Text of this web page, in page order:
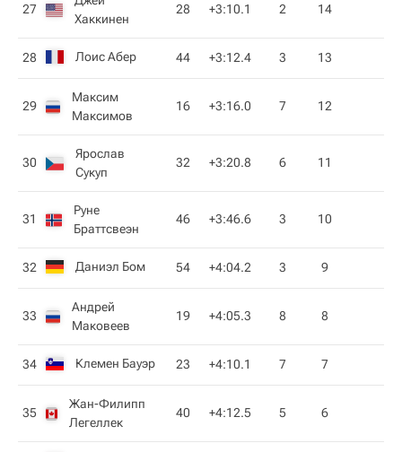
27
Хаккинен
28 +3:10.1 2 14
28 Лоис Абер 44 +3:12.4 3 13
29
Максим
Максимов
16 +3:16.0 7 12
30
Ярослав
Сукуп
32 +3:20.8 6 11
31
Руне
Браттсвеэн
46 +3:46.6 3 10
32 Даниэл Бом 54 +4:04.2 3 9
33
Андрей
Маковеев
19 +4:05.3 8 8
34 Клемен Бауэр 23 +4:10.1 7 7
35
Жан-Филипп
Легеллек
40 +4:12.5 5 6